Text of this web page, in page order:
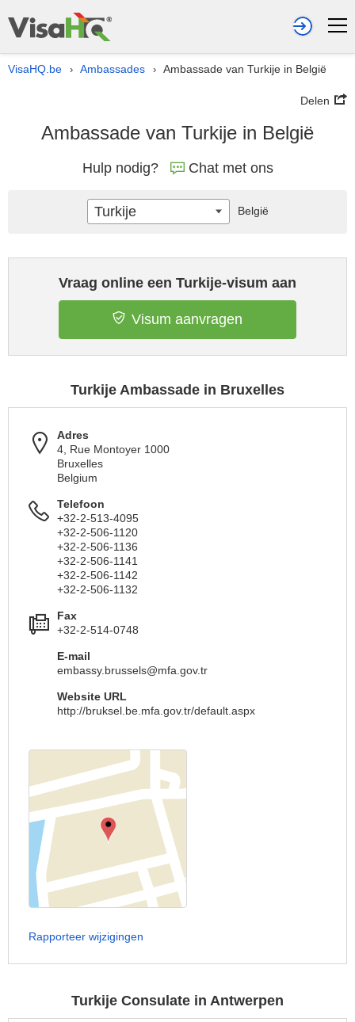
VisaHQ.be › Ambassades › Ambassade van Turkije in België
Delen
Ambassade van Turkije in België
Hulp nodig? Chat met ons
Vraag online een Turkije-visum aan
Visum aanvragen
Turkije Ambassade in Bruxelles
Adres
4, Rue Montoyer 1000
Bruxelles
Belgium
Telefoon
+32-2-513-4095
+32-2-506-1120
+32-2-506-1136
+32-2-506-1141
+32-2-506-1142
+32-2-506-1132
Fax
+32-2-514-0748
E-mail
embassy.brussels@mfa.gov.tr
Website URL
http://bruksel.be.mfa.gov.tr/default.aspx
Rapporteer wijzigingen
Turkije Consulate in Antwerpen
Turkije België